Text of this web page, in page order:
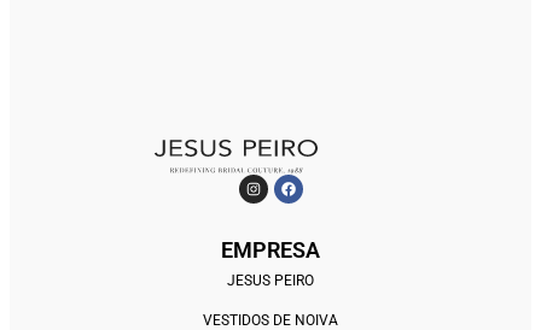
EMPRESA
JESUS PEIRO
VESTIDOS DE NOIVA